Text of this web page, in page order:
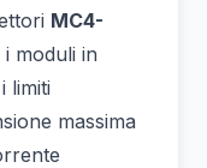
MC4-
moduli in
limiti
massima